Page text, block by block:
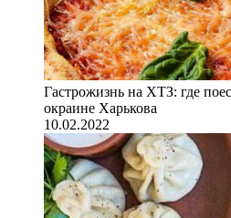
Гастрожизнь на ХТЗ: где
окраине Харькова
10.02.2022